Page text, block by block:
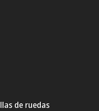
de ruedas